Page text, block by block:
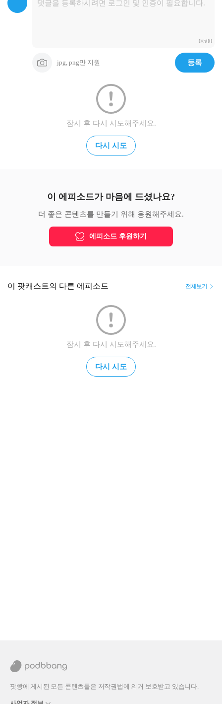
0/500
jpg, png만 지원 등록
잠시 후 다시 시도해주세요.
다시 시도
이 에피소드가 마음에 드셨나요?
더 좋은 콘텐츠를 만들기 위해 응원해주세요.
에피소드 후원하기
이 팟캐스트의 다른 에피소드 전체보기
잠시 후 다시 시도해주세요.
다시 시도
팟빵에 게시된 모든 콘텐츠들은 저작권법에 의거 보호받고 있습니다.